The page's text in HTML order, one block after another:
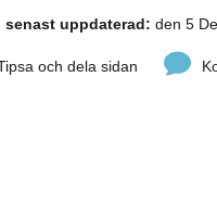
senast uppdaterad: den 5
och dela sidan